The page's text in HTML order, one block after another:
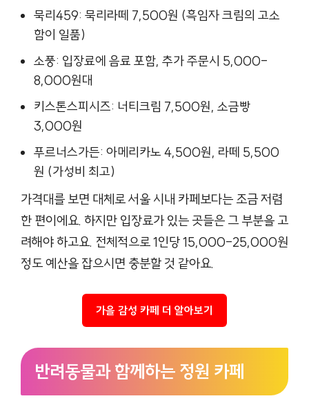
묵리459: 묵리라떼 7,500원 (흑임자 크림의 고소
함이 일품)
소풍: 입장료에 음료 포함, 추가 주문시 5,000-
8,000원대
키스톤스피시즈: 너티크림 7,500원, 소금빵
3,000원
푸르너스가든: 아메리카노 4,500원, 라떼 5,500
원 (가성비 최고)
가격대를 보면 대체로 서울 시내 카페보다는 조금 저렴
한 편이에요. 하지만 입장료가 있는 곳들은 그 부분을 고
려해야 하고요. 전체적으로 1인당 15,000-25,000원
정도 예산을 잡으시면 충분할 것 같아요.
가을 감성 카페 더 알아보기
반려동물과 함께하는 정원 카페